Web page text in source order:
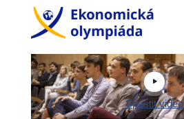
Spustit video